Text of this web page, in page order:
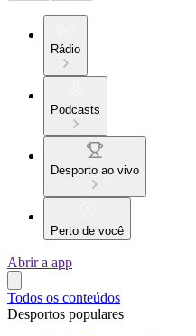
Rádio
Podcasts
Desporto ao vivo
Perto de você
Abrir a app
Todos os conteúdos
Desportos populares